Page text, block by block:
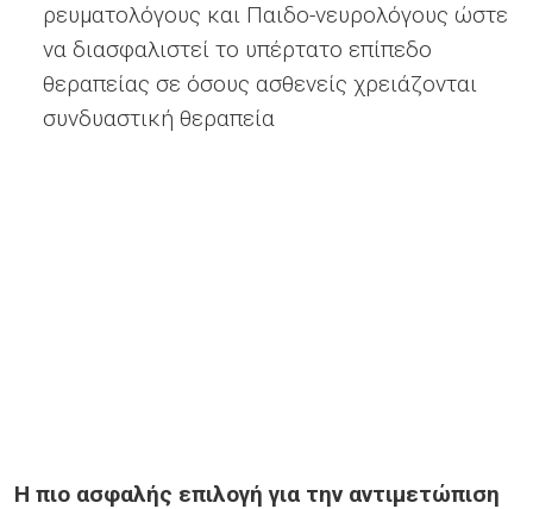
ρευματολόγους και Παιδο-νευρολόγους ώστε
να διασφαλιστεί το υπέρτατο επίπεδο
θεραπείας σε όσους ασθενείς χρειάζονται
συνδυαστική θεραπεία
Η πιο ασφαλής επιλογή για την αντιμετώπιση